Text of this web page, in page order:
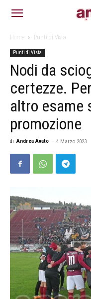
Home Punti di Vista
Punti di Vista
Nodi da
certezze.
altro esame
promozione
di Andrea Avato - 4 Marzo 2023